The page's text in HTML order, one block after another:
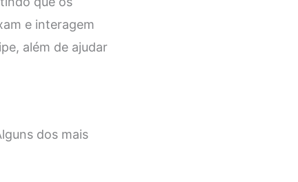
e interagem
além de ajudar
dos mais